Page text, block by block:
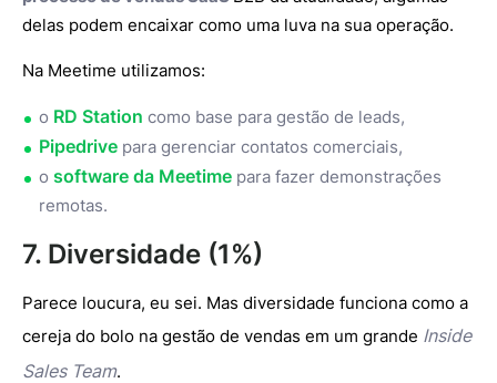
delas podem encaixar como uma luva na sua operação.
Na Meetime utilizamos:
o RD Station como base para gestão de leads,
Pipedrive para gerenciar contatos comerciais,
o software da Meetime para fazer demonstrações
remotas.
7. Diversidade (1%)
Parece loucura, eu sei. Mas diversidade funciona como a
cereja do bolo na gestão de vendas em um grande Inside
Sales Team.